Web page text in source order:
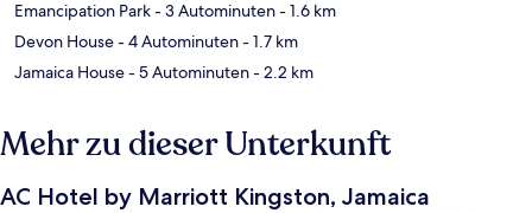
Emancipation Park- 3 Autominuten- 1.6 km
Devon House- 4 Autominuten- 1.7 km
Jamaica House- 5 Autominuten- 2.2 km
Mehr zu dieser Unterkunft
AC Hotel by Marriott Kingston, Jamaica